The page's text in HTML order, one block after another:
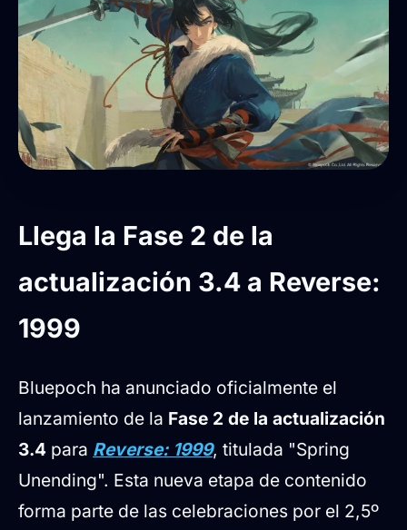
Llega la Fase 2 de la
actualización 3.4 a Reverse:
1999
Bluepoch ha anunciado oficialmente el
lanzamiento de la Fase 2 de la actualización
3.4 para Reverse: 1999, titulada "Spring
Unending". Esta nueva etapa de contenido
forma parte de las celebraciones por el 2,5º